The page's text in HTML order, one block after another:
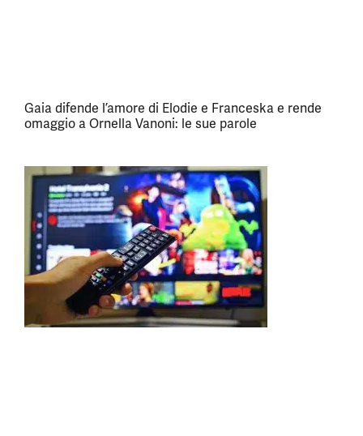
Gaia difende l’amore di Elodie e Franceska e rende
omaggio a Ornella Vanoni: le sue parole